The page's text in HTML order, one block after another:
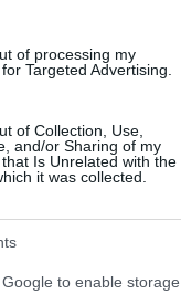
of processing my
Targeted Advertising.
of Collection, Use,
and/or Sharing of my
Is Unrelated with the
it was collected.
to enable storage
de ez nem volt
az a lemez,
a cikk először a
meg, amiben
2005-ben.